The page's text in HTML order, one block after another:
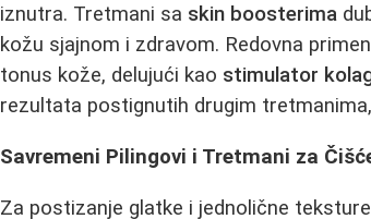
iznutra. Tretmani sa skin boosterima
kožu sjajnom i zdravom. Redovna
tonus kože, delujući kao stimulator
rezultata postignutih drugim
Savremeni Pilingovi i Tretmani za
Za postizanje glatke i jednolične